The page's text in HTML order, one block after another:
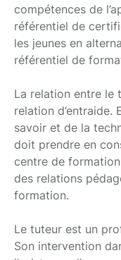
compétences de
référentiel de
les jeunes en
référentiel de
La relation entre le
relation d’entraide.
savoir et de la
doit prendre en
centre de
des relations
formation.
Le tuteur est un
Son intervention